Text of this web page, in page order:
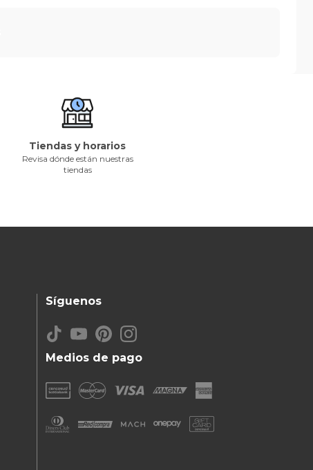
Tiendas y horarios
Revisa dónde están nuestras
tiendas
Medios de pago
Síguenos